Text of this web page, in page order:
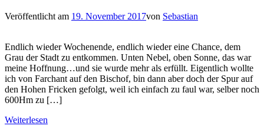
Veröffentlicht am 19. November 2017von Sebastian
Endlich wieder Wochenende, endlich wieder eine Chance, dem
Grau der Stadt zu entkommen. Unten Nebel, oben Sonne, das war
meine Hoffnung…und sie wurde mehr als erfüllt. Eigentlich wollte
ich von Farchant auf den Bischof, bin dann aber doch der Spur auf
den Hohen Fricken gefolgt, weil ich einfach zu faul war, selber noch
600Hm zu […]
Weiterlesen